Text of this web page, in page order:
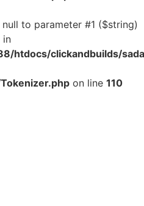
to parameter #1 ($string)
in
htdocs/clickandbuilds/
on line 110